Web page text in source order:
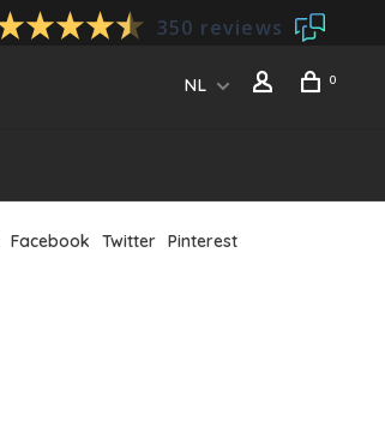
350 reviews
NL 0
Facebook Twitter Pinterest